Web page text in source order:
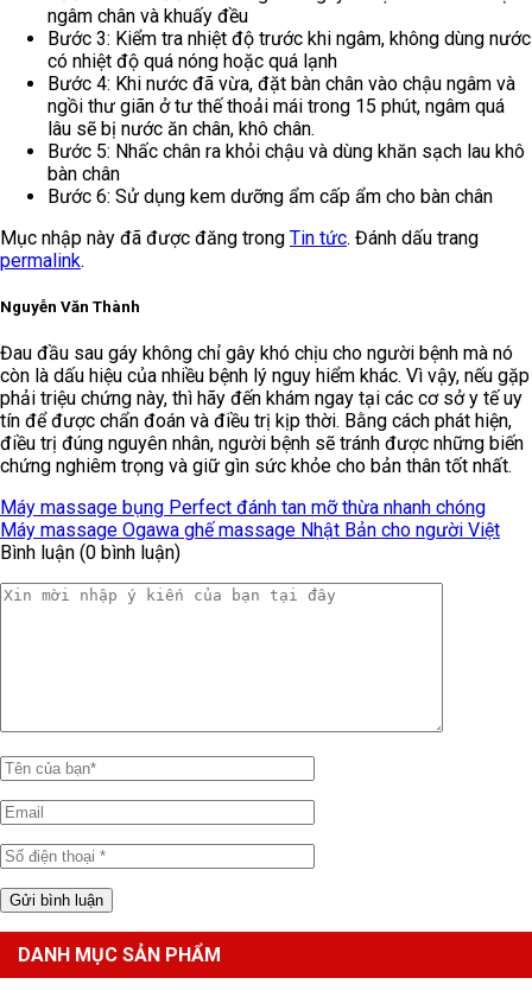
ngâm chân và khuấy đều
Bước 3: Kiểm tra nhiệt độ trước khi ngâm, không dùng nước
có nhiệt độ quá nóng hoặc quá lạnh
Bước 4: Khi nước đã vừa, đặt bàn chân vào chậu ngâm và
ngồi thư giãn ở tư thế thoải mái trong 15 phút, ngâm quá
lâu sẽ bị nước ăn chân, khô chân.
Bước 5: Nhấc chân ra khỏi chậu và dùng khăn sạch lau khô
bàn chân
Bước 6: Sử dụng kem dưỡng ẩm cấp ẩm cho bàn chân
Mục nhập này đã được đăng trong Tin tức. Đánh dấu trang
permalink.
Nguyễn Văn Thành
Đau đầu sau gáy không chỉ gây khó chịu cho người bệnh mà nó
còn là dấu hiệu của nhiều bệnh lý nguy hiểm khác. Vì vậy, nếu gặp
phải triệu chứng này, thì hãy đến khám ngay tại các cơ sở y tế uy
tín để được chẩn đoán và điều trị kịp thời. Bằng cách phát hiện,
điều trị đúng nguyên nhân, người bệnh sẽ tránh được những biến
chứng nghiêm trọng và giữ gìn sức khỏe cho bản thân tốt nhất.
Máy massage bụng Perfect đánh tan mỡ thừa nhanh chóng
Máy massage Ogawa ghế massage Nhật Bản cho người Việt
Bình luận (0 bình luận)
DANH MỤC SẢN PHẨM